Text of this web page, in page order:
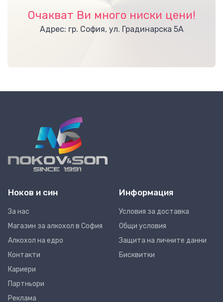
Очакват Ви много ниски цени!
Адрес: гр. София, ул. Градинарска 5А
Ноков и син
За нас
Магазин за алкохол в София
Алкохол на едро
Контакти
Кариери
Партньори
Реклама
Информация
Условия за доставка
Общи условия
Защита на личните данни
Бисквитки